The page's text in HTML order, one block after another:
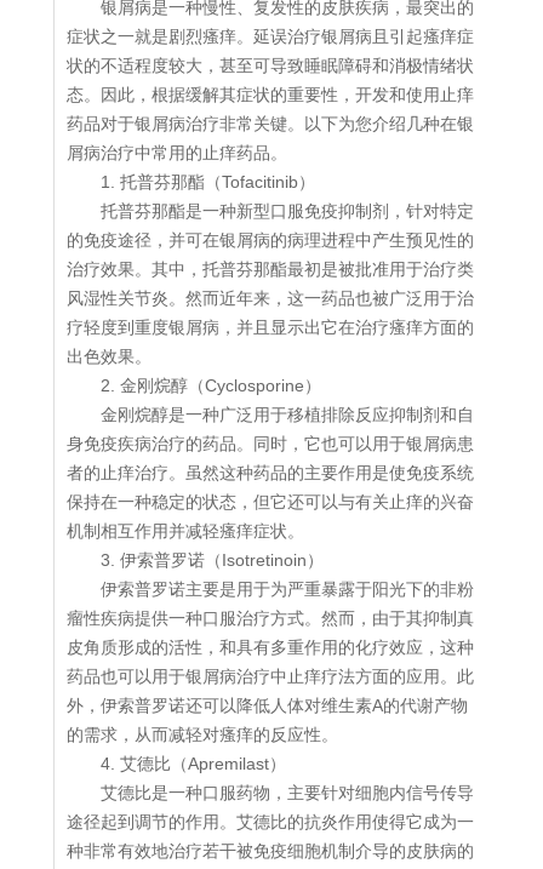
银屑病是一种慢性、复发性的皮肤疾病，最突出的
症状之一就是剧烈瘙痒。延误治疗银屑病且引起瘙痒症
状的不适程度较大，甚至可导致睡眠障碍和消极情绪状
态。因此，根据缓解其症状的重要性，开发和使用止痒
药品对于银屑病治疗非常关键。以下为您介绍几种在银
屑病治疗中常用的止痒药品。
1. 托普芬那酯（Tofacitinib）
托普芬那酯是一种新型口服免疫抑制剂，针对特定
的免疫途径，并可在银屑病的病理进程中产生预见性的
治疗效果。其中，托普芬那酯最初是被批准用于治疗类
风湿性关节炎。然而近年来，这一药品也被广泛用于治
疗轻度到重度银屑病，并且显示出它在治疗瘙痒方面的
出色效果。
2. 金刚烷醇（Cyclosporine）
金刚烷醇是一种广泛用于移植排除反应抑制剂和自
身免疫疾病治疗的药品。同时，它也可以用于银屑病患
者的止痒治疗。虽然这种药品的主要作用是使免疫系统
保持在一种稳定的状态，但它还可以与有关止痒的兴奋
机制相互作用并减轻瘙痒症状。
3. 伊索普罗诺（Isotretinoin）
伊索普罗诺主要是用于为严重暴露于阳光下的非粉
瘤性疾病提供一种口服治疗方式。然而，由于其抑制真
皮角质形成的活性，和具有多重作用的化疗效应，这种
药品也可以用于银屑病治疗中止痒疗法方面的应用。此
外，伊索普罗诺还可以降低人体对维生素A的代谢产物
的需求，从而减轻对瘙痒的反应性。
4. 艾德比（Apremilast）
艾德比是一种口服药物，主要针对细胞内信号传导
途径起到调节的作用。艾德比的抗炎作用使得它成为一
种非常有效地治疗若干被免疫细胞机制介导的皮肤病的